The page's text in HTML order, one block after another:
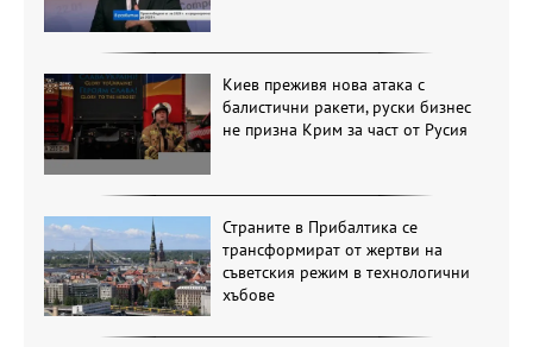
Киев преживя нова атака с
балистични ракети, руски бизнес
не призна Крим за част от Русия
Страните в Прибалтика се
трансформират от жертви на
съветския режим в технологични
хъбове